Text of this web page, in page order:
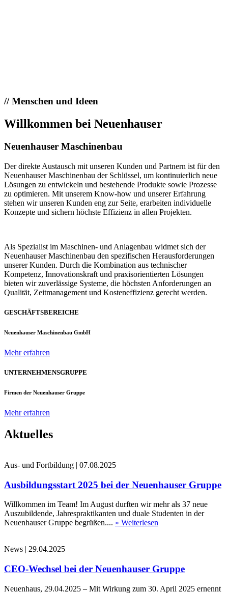
//Menschen und Ideen
Willkommen bei Neuenhauser
Neuenhauser Maschinenbau
Der direkte Austausch mit unseren Kunden und Partnern ist für den
Neuenhauser Maschinenbau der Schlüssel, um kontinuierlich neue
Lösungen zu entwickeln und bestehende Produkte sowie Prozesse
zu optimieren. Mit unserem Know-how und unserer Erfahrung
stehen wir unseren Kunden eng zur Seite, erarbeiten individuelle
Konzepte und sichern höchste Effizienz in allen Projekten.
Als Spezialist im Maschinen- und Anlagenbau widmet sich der
Neuenhauser Maschinenbau den spezifischen Herausforderungen
unserer Kunden. Durch die Kombination aus technischer
Kompetenz, Innovationskraft und praxisorientierten Lösungen
bieten wir zuverlässige Systeme, die höchsten Anforderungen an
Qualität, Zeitmanagement und Kosteneffizienz gerecht werden.
GESCHÄFTSBEREICHE
Neuenhauser Maschinenbau GmbH
Mehr erfahren
UNTERNEHMENSGRUPPE
Firmen der Neuenhauser Gruppe
Mehr erfahren
Aktuelles
Aus- und Fortbildung | 07.08.2025
Ausbildungsstart 2025 bei der Neuenhauser Gruppe
Willkommen im Team! Im August durften wir mehr als 37 neue
Auszubildende, Jahrespraktikanten und duale Studenten in der
Neuenhauser Gruppe begrüßen.... » Weiterlesen
News | 29.04.2025
CEO-Wechsel bei der Neuenhauser Gruppe
Neuenhaus, 29.04.2025 – Mit Wirkung zum 30. April 2025 ernennt